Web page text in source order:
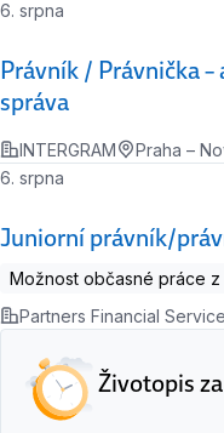
Právník / Právnička
správa
6. srpna
INTERGRAM Praha –
Juniorní právník/
6. srpna
Možnost občasné práce z
Partners Financial
Životopis